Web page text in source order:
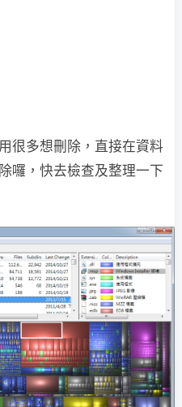
很多想刪除，直接在資料
囉，快去檢查及整理一下